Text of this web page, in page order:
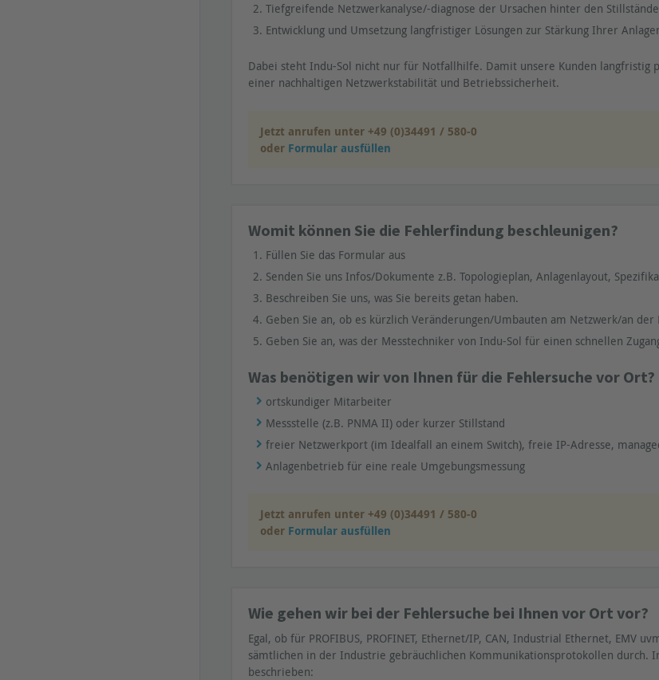
Tiefgreifende Netzwerkanalyse/-diagnose der Ursachen hinter den
Entwicklung und Umsetzung langfristiger Lösungen zur Stärkung Ihrer
Dabei steht Indu-Sol nicht nur für Notfallhilfe. Damit unsere Kunden
einer nachhaltigen Netzwerkstabilität und Betriebssicherheit.
Jetzt anrufen unter +49 (0)34491 / 580-0
oder Formular ausfüllen
Womit können Sie die Fehlerfindung beschleunigen?
Füllen Sie das Formular aus
Senden Sie uns Infos/Dokumente z.B. Topologieplan, Anlagenlayout,
Beschreiben Sie uns, was Sie bereits getan haben.
Geben Sie an, ob es kürzlich Veränderungen/Umbauten am Netzwerk/an
Geben Sie an, was der Messtechniker von Indu-Sol für einen schnellen
Was benötigen wir von Ihnen für die Fehlersuche vor Ort?
ortskundiger Mitarbeiter
Messstelle (z.B. PNMA II) oder kurzer Stillstand
freier Netzwerkport (im Idealfall an einem Switch), freie IP-Adresse,
Anlagenbetrieb für eine reale Umgebungsmessung
Jetzt anrufen unter +49 (0)34491 / 580-0
oder Formular ausfüllen
Wie gehen wir bei der Fehlersuche bei Ihnen vor Ort vor?
Egal, ob für PROFIBUS, PROFINET, Ethernet/IP, CAN, Industrial Ethernet, EMV
sämtlichen in der Industrie gebräuchlichen Kommunikationsprotokollen durch.
beschrieben: